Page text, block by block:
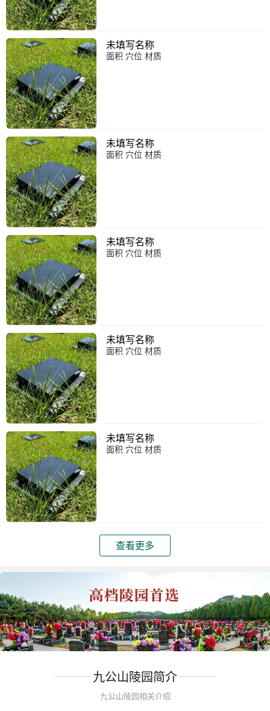
未填写名称
面积 穴位 材质
未填写名称
面积 穴位 材质
未填写名称
面积 穴位 材质
未填写名称
面积 穴位 材质
未填写名称
面积 穴位 材质
查看更多
九公山陵园简介
九公山陵园相关介绍